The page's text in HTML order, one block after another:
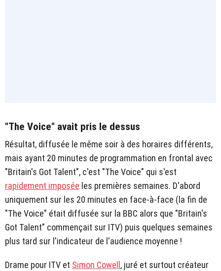
"The Voice" avait pris le dessus
Résultat, diffusée le même soir à des horaires différents,
mais ayant 20 minutes de programmation en frontal avec
"Britain's Got Talent", c'est "The Voice" qui s'est
rapidement imposée les premières semaines. D'abord
uniquement sur les 20 minutes en face-à-face (la fin de
"The Voice" était diffusée sur la BBC alors que "Britain's
Got Talent" commençait sur ITV) puis quelques semaines
plus tard sur l'indicateur de l'audience moyenne !
Drame pour ITV et Simon Cowell , juré et surtout créateur